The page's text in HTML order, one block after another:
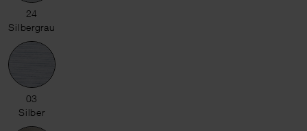
24 Silbergrau
24
Silbergrau
03 Silber
03
Silber